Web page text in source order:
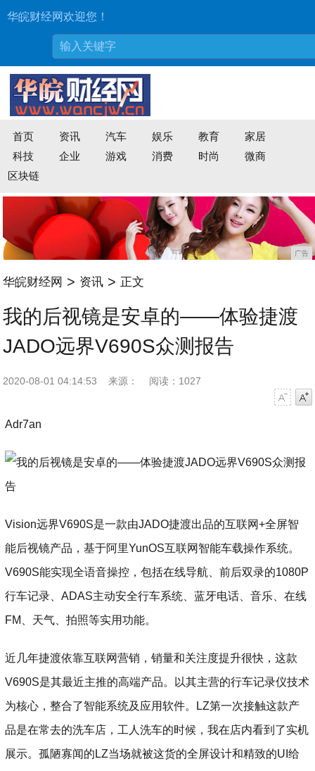
华皖财经网欢迎您！
首页 资讯 汽车 娱乐 教育
家居
科技
企业 游戏 消费 时尚
微商
区块链
广告
华皖财经网 > 资讯 > 正文
我的后视镜是安卓的——体验捷渡
JADO远界V690S众测报告
2020-08-01 04:14:53 来源：
阅读：1027
Adr7an
Vision远界V690S是一款由JADO捷渡出品的互联网+全屏智
能后视镜产品，基于阿里YunOS互联网智能车载操作系统。
V690S能实现全语音操控，包括在线导航、前后双录的1080P
行车记录、ADAS主动安全行车系统、蓝牙电话、音乐、在线
FM、天气、拍照等实用功能。
近几年捷渡依靠互联网营销，销量和关注度提升很快，这款
V690S是其最近主推的高端产品。以其主营的行车记录仪技术
为核心，整合了智能系统及应用软件。LZ第一次接触这款产
品是在常去的洗车店，工人洗车的时候，我在店内看到了实机
展示。孤陋寡闻的LZ当场就被这货的全屏设计和精致的UI给